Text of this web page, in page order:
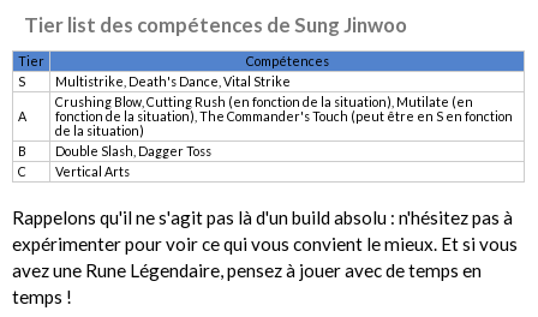
Tier list des compétences de Sung Jinwoo
Tier
Compétences
S
Multistrike, Death's Dance, Vital Strike
A
Crushing Blow, Cutting Rush (en fonction de la situation), Mutilate (en
fonction de la situation), The Commander's Touch (peut être en S en fonction
de la situation)
B
Double Slash, Dagger Toss
C
Vertical Arts
Rappelons qu'il ne s'agit pas là d'un build absolu : n'hésitez pas à
expérimenter pour voir ce qui vous convient le mieux. Et si vous
avez une Rune Légendaire, pensez à jouer avec de temps en
temps !